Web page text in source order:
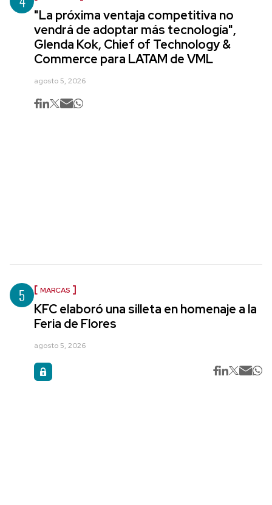
"La próxima ventaja competitiva no
vendrá de adoptar más tecnología",
Glenda Kok, Chief of Technology &
Commerce para LATAM de VML
agosto 5, 2026
5 MARCAS
KFC elaboró una silleta en homenaje a la
Feria de Flores
agosto 5, 2026